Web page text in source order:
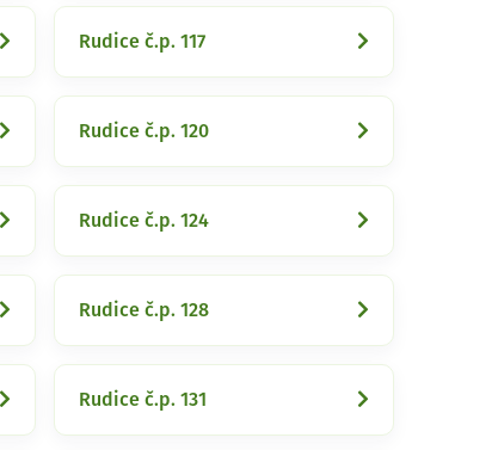
Rudice č.p. 117
Rudice č.p. 120
Rudice č.p. 124
Rudice č.p. 128
Rudice č.p. 131